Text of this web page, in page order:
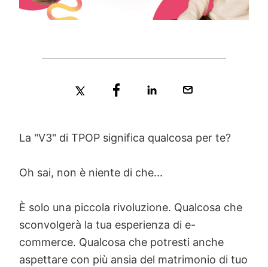
La "V3" di TPOP significa qualcosa per te?
Oh sai, non è niente di che...
È solo una piccola rivoluzione. Qualcosa che
sconvolgerà la tua esperienza di e-
commerce. Qualcosa che potresti anche
aspettare con più ansia del matrimonio di tuo